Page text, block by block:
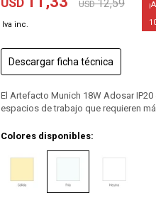
USD USD 12,59
Descargar ficha técnica
El Artefacto Munich 18W Adosar
espacios de trabajo que requieren
Colores disponibles: